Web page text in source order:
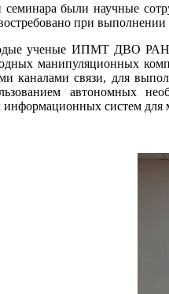
семинара были научные
при
ученые ИПМТ ДВО РАН
манипуляционных
каналами связи, для
автономных
информационных систем для